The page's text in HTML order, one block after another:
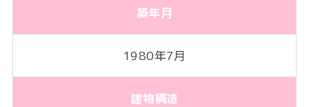
築年月
1980年7月
建物構造